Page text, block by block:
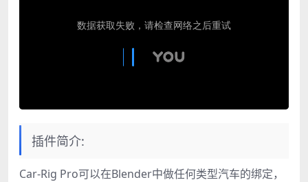
插件简介:
Car-Rig Pro可以在Blender中做任何类型汽车的绑定，